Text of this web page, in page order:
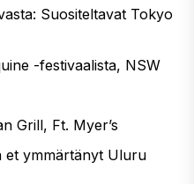
Suositeltavat Tokyo
-festivaalista, NSW
Grill, Ft. Myer’s
et ymmärtänyt Uluru